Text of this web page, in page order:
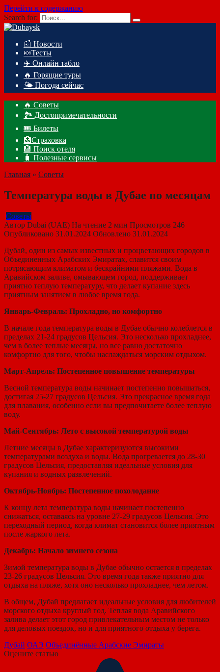
Перейти к содержанию
Search for:
📰 Новости
🍬Тесты
✈️ Онлайн табло
🔥 Горящие туры
🌤️ Погода сейчас
🔥 Советы
🏞️ Достопримечательности
🎟️ Билеты
🏥Страховка
🏨 Поиск отеля
🧳 Полезные сервисы
Главная » Советы
Температура воды в Дубае по месяцам
Советы
Автор Dubai (UAE) На чтение 2 мин Просмотров 246
Опубликовано 31.01.2024 Обновлено 31.01.2024
Дубай, один из самых известных и процветающих городов в
Объединенных Арабских Эмиратах, славится своим
потрясающим климатом и бескрайними пляжами. Вода в
Аравийском заливе, омывающем город, поддерживает
приятно теплую температуру, что делает купание здесь
приятным занятием в любое время года.
Январь-Февраль: Прохладно, но комфортно
В начале года температура воды в Дубае обычно колеблется в
пределах 21-24 градусов Цельсия. Это несколько прохладнее,
чем в более теплые месяцы, но все равно достаточно
комфортно для того, чтобы наслаждаться морским отдыхом.
Март-Апрель: Постепенное повышение температуры
Весной температура воды начинает постепенно повышаться,
достигая 25-27 градусов Цельсия. Это прекрасное время года
для плавания, особенно если вы предпочитаете более теплую
воду.
Май-Сентябрь: Лето с высокой температурой воды
Летние месяцы в Дубае характеризуются высокими
температурами воздуха и воды. Вода прогревается до 28-30
градусов Цельсия, предоставляя идеальные условия для
купания и водных развлечений.
Октябрь-Ноябрь: Постепенное похолодание
К концу лета температура воды начинает постепенно
снижаться, оставаясь на уровне 27-29 градусов Цельсия. Это
переходный период, когда климат становится более приятным
после жаркого лета.
Декабрь: Начало зимнего сезона
Зимой температура воды в Дубае обычно остается в пределах
23-26 градусов Цельсия. Это время года также приятно для
отдыха на пляже, хотя оно несколько прохладнее, чем летом.
В общем, Дубай предлагает идеальные условия для любителей
морского отдыха круглый год. Теплая вода Аравийского
залива делает этот город привлекательным местом не только
для деловых поездок, но и для приятного отдыха у берега.
Дубай ОАЭ Объединённые Арабские Эмираты
Оцените статью